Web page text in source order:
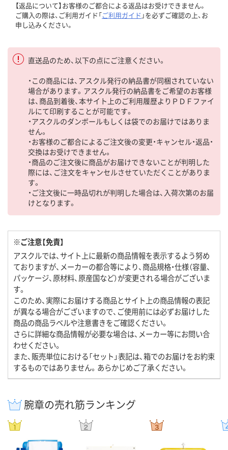
【返品について】お客様のご都合による返品はお受けできません。
ご購入の際は、ご利用ガイド「ご利用ガイド 」を必ずご確認の上、お
申し込みください。
直送品のため、以下の点にご注意ください。
・この商品には、アスクル発行の納品書が同梱されていない
場合があります。アスクル発行の納品書をご希望のお客様
は、商品到着後、本サイト上のご利用履歴よりＰＤＦファイ
ルにて印刷することが可能です。
・アスクルのダンボールもしくは袋でのお届けではありま
せん。
・お客様のご都合によるご注文後の変更・キャンセル・返品・
交換はお受けできません。
・商品のご注文後に商品がお届けできないことが判明した
際には、ご注文をキャンセルさせていただくことがありま
す。
・ご注文後に一時品切れが判明した場合は、入荷次第のお届
けとなります。
※ご注意【免責】
アスクルでは、サイト上に最新の商品情報を表示するよう努め
ておりますが、メーカーの都合等により、商品規格・仕様（容量、
パッケージ、原材料、原産国など）が変更される場合がございま
す。
このため、実際にお届けする商品とサイト上の商品情報の表記
が異なる場合がございますので、ご使用前には必ずお届けした
商品の商品ラベルや注意書きをご確認ください。
さらに詳細な商品情報が必要な場合は、メーカー等にお問い合
わせください。
また、販売単位における「セット」表記は、箱でのお届けをお約束
するものではありません。あらかじめご了承ください。
腕章の売れ筋ランキング